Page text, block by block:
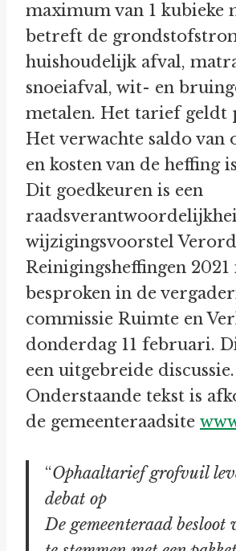
maximum van 1 kubieke
betreft de
huishoudelijk afval,
snoeiafval, wit- en
metalen. Het tarief geldt
Het verwachte saldo van
en kosten van de heffing
Dit goedkeuren is een
wijzigingsvoorstel
Reinigingsheffingen 2021
besproken in de
commissie Ruimte en
donderdag 11 februari.
een uitgebreide discussie.
Onderstaande tekst is
de gemeenteraadsite
“Ophaaltarief grofvuil
debat op
De gemeenteraad